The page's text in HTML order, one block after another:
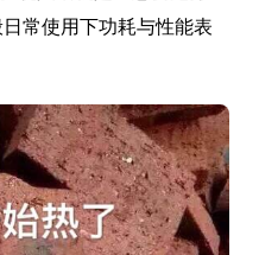
常使用下功耗与性能表